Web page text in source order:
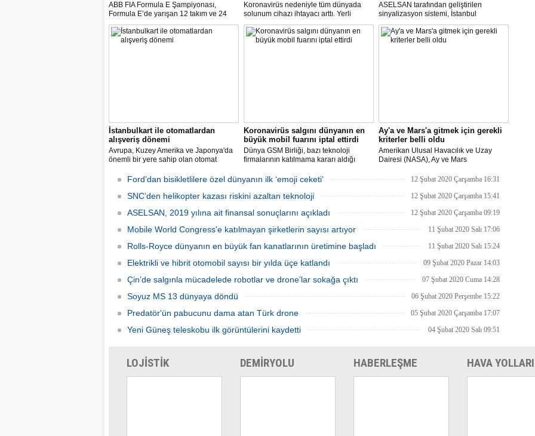
ABB FIA Formula E Şampiyonası,
Formula E’de yarışan 12 takım ve 24
pilot ile birlikte “ABB Formula E Race at
Home Challenge” organizasyonunda
yarışacak.
Koronavirüs nedeniyle tüm dünyada
solunum cihazı ihtayacı arttı. Yerli
solunum cihazı için ilk çalışmayı, Biosys
Biyomedikal tasarladı, Arçelik üretti.
ASELSAN ve Baykar Savunma
ASELSAN tarafından geliştirilen
sinyalizasyon sistemi, İstanbul
metrosunda kullanılacak.
İstanbulkart ile otomatlardan
alışveriş dönemi
Avrupa, Kuzey Amerika ve Japonya'da
önemli bir yere sahip olan otomat
Uluslararası Fuarcılık tarafından
Servis Sistemler Fuarı VENDEX
Koronavirüs salgını dünyanın en
büyük mobil fuarını iptal ettirdi
Dünya GSM Birliği, bazı teknoloji
firmalarının katılmama kararı aldığı
yapılmayacağını açıkladı.
Ay'a ve Mars'a gitmek için gerekli
kriterler belli oldu
Amerikan Ulusal Havacılık ve Uzay
Dairesi (NASA), Ay ve Mars
için ilan verdi.
Ford’dan bisikletlilere özel dünyanın ilk ‘emoji ceketi’ 12 Şubat 2020 Çarşamba 16:31
SNC’den helikopter kazası riskini azaltan teknoloji 12 Şubat 2020 Çarşamba 15:41
ASELSAN, 2019 yılına ait finansal sonuçlarını açıkladı 12 Şubat 2020 Çarşamba 09:19
Mobile World Congress'e katılmayan şirketlerin sayısı artıyor 11 Şubat 2020 Salı 17:06
Rolls-Royce dünyanın en büyük fan kanatlarının üretimine başladı 11 Şubat 2020 Salı 15:24
Elektrikli ve hibrit otomobil sayısı bir yılda üçe katlandı 09 Şubat 2020 Pazar 14:03
Çin’de salgınla mücadelede robotlar ve drone’lar sokağa çıktı 07 Şubat 2020 Cuma 14:28
Soyuz MS 13 dünyaya döndü 06 Şubat 2020 Perşembe 15:22
Predatör'ün pabucunu dama atan Türk drone 05 Şubat 2020 Çarşamba 17:07
Yeni Güneş teleskobu ilk görüntülerini kaydetti 04 Şubat 2020 Salı 09:51
LOJİSTİK DEMİRYOLU HABERLEŞME HAVA YOLLARI